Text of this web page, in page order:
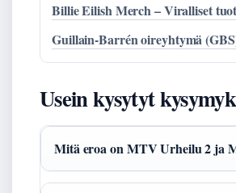
Billie Eilish Merch – Viralliset
Guillain-Barrén oireyhtymä
Usein kysytyt
Mitä eroa on MTV Urheilu 2 ja